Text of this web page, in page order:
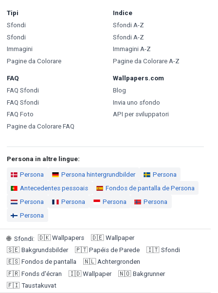
Tipi
Sfondi
Sfondi
Immagini
Pagine da Colorare
Indice
Sfondi A-Z
Sfondi A-Z
Immagini A-Z
Pagine da Colorare A-Z
FAQ
FAQ Sfondi
FAQ Sfondi
FAQ Foto
Pagine da Colorare FAQ
Wallpapers.com
Blog
Invia uno sfondo
API per sviluppatori
Persona in altre lingue:
Persona Persona hintergrundbilder
Persona
Antecedentes pessoais
Fondos de pantalla de Persona
Persona
Persona Persona
Persona
Persona
🌐 Sfondi: 🇩🇰 Wallpapers 🇩🇪 Wallpaper
🇸🇪 Bakgrundsbilder 🇵🇹 Papéis de Parede 🇮🇹 Sfondi
🇪🇸 Fondos de pantalla 🇳🇱 Achtergronden
🇫🇷 Fonds d'écran 🇮🇩 Wallpaper 🇳🇴 Bakgrunner
🇫🇮 Taustakuvat